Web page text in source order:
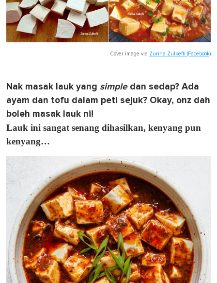
Cover image via Zurina Zulkefli (Facebook)
Nak masak lauk yang simpledan sedap? Ada
ayam dan tofu dalam peti sejuk? Okay, onz dah
boleh masak lauk ni!
Lauk ini sangat senang dihasilkan, kenyang pun
kenyang…